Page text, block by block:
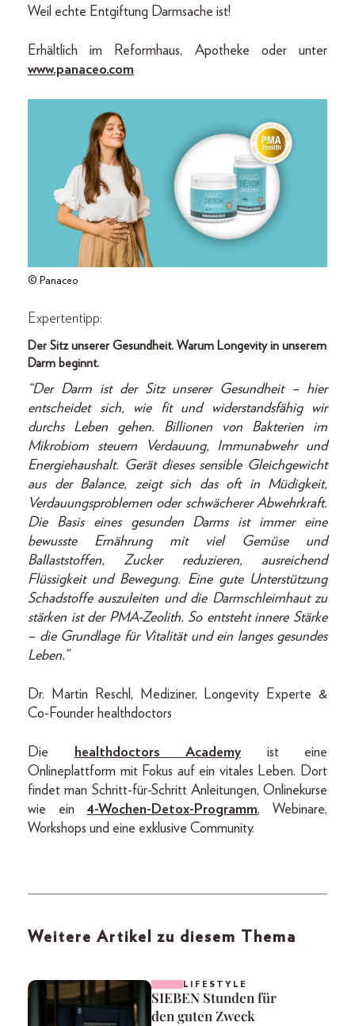
Weil echte Entgiftung Darmsache ist!
Erhältlich im Reformhaus, Apotheke oder unter
www.panaceo.com
© Panaceo
Expertentipp:
Der Sitz unserer Gesundheit. Warum Longevity in unserem
Darm beginnt.
“Der Darm ist der Sitz unserer Gesundheit – hier
entscheidet sich, wie fit und widerstandsfähig wir
durchs Leben gehen. Billionen von Bakterien im
Mikrobiom steuern Verdauung, Immunabwehr und
Energiehaushalt. Gerät dieses sensible Gleichgewicht
aus der Balance, zeigt sich das oft in Müdigkeit,
Verdauungsproblemen oder schwächerer Abwehrkraft.
Die Basis eines gesunden Darms ist immer eine
bewusste Ernährung mit viel Gemüse und
Ballaststoffen, Zucker reduzieren, ausreichend
Flüssigkeit und Bewegung. Eine gute Unterstützung
Schadstoffe auszuleiten und die Darmschleimhaut zu
stärken ist der PMA-Zeolith. So entsteht innere Stärke
– die Grundlage für Vitalität und ein langes gesundes
Leben.”
Dr. Martin Reschl, Mediziner, Longevity Experte &
Co-Founder healthdoctors
Die healthdoctors Academyist eine
Onlineplattform mit Fokus auf ein vitales Leben. Dort
findet man Schritt-für-Schritt Anleitungen, Onlinekurse
wie ein 4-Wochen-Detox-Programm, Webinare,
Workshops und eine exklusive Community.
Weitere Artikel zu diesem Thema
LIFESTYLE
SIEBEN Stunden für
den guten Zweck